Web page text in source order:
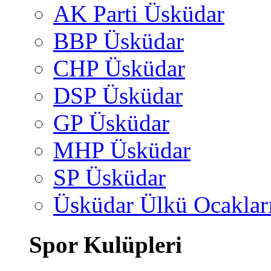
AK Parti Üsküdar
BBP Üsküdar
CHP Üsküdar
DSP Üsküdar
GP Üsküdar
MHP Üsküdar
SP Üsküdar
Üsküdar Ülkü
Spor Kulüpleri